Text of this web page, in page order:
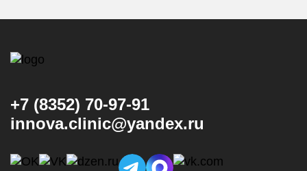
+7 (8352) 70-97-91
innova.clinic@yandex.ru